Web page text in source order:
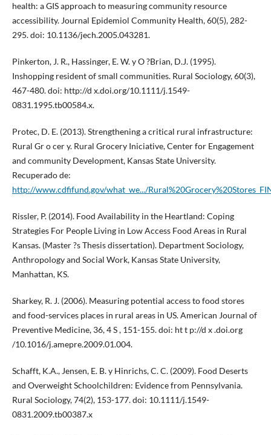
health: a GIS approach to measuring community resource
accessibility. Journal Epidemiol Community Health, 60(5), 282-
295. doi: 10.1136/jech.2005.043281.
Pinkerton, J. R., Hassinger, E. W. y O ?Brian, D.J. (1995).
Inshopping resident of small communities. Rural Sociology, 60(3),
467-480. doi: http://d x.doi.org/10.1111/j.1549-
0831.1995.tb00584.x.
Protec, D. E. (2013). Strengthening a critical rural infrastructure:
Rural Gr o cer y. Rural Grocery Iniciative, Center for Engagement
and community Development, Kansas State University.
Recuperado de:
http://www.cdfifund.gov/what_we.../
Rissler, P. (2014). Food Availability in the Heartland: Coping
Strategies For People Living in Low Access Food Areas in Rural
Kansas. (Master ?s Thesis dissertation). Department Sociology,
Anthropology and Social Work, Kansas State University,
Manhattan, KS.
Sharkey, R. J. (2006). Measuring potential access to food stores
and food-services places in rural areas in US. American Journal of
Preventive Medicine, 36, 4 S , 151-155. doi: ht t p://d x .doi.org
/10.1016/j.amepre.2009.01.004.
Schafft, K.A., Jensen, E. B. y Hinrichs, C. C. (2009). Food Deserts
and Overweight Schoolchildren: Evidence from Pennsylvania.
Rural Sociology, 74(2), 153-177. doi: 10.1111/j.1549-
0831.2009.tb00387.x